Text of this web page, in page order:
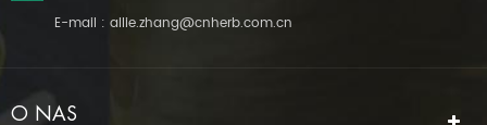
E-mail : allie.zhang@cnherb.com.cn
O NAS